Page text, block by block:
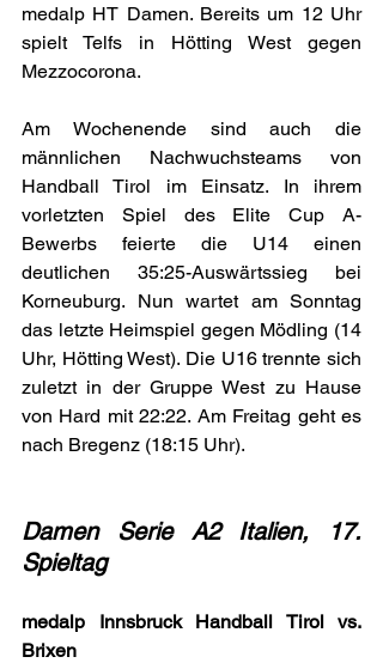
medalp HT Damen. Bereits um 12 Uhr
spielt Telfs in Hötting West gegen
Mezzocorona.
Am Wochenende sind auch die
männlichen Nachwuchsteams von
Handball Tirol im Einsatz. In ihrem
vorletzten Spiel des Elite Cup A-
Bewerbs feierte die U14 einen
deutlichen 35:25-Auswärtssieg bei
Korneuburg. Nun wartet am Sonntag
das letzte Heimspiel gegen Mödling (14
Uhr, Hötting West). Die U16 trennte sich
zuletzt in der Gruppe West zu Hause
von Hard mit 22:22. Am Freitag geht es
nach Bregenz (18:15 Uhr).
Damen Serie A2 Italien, 17.
Spieltag
medalp Innsbruck Handball Tirol vs.
Brixen